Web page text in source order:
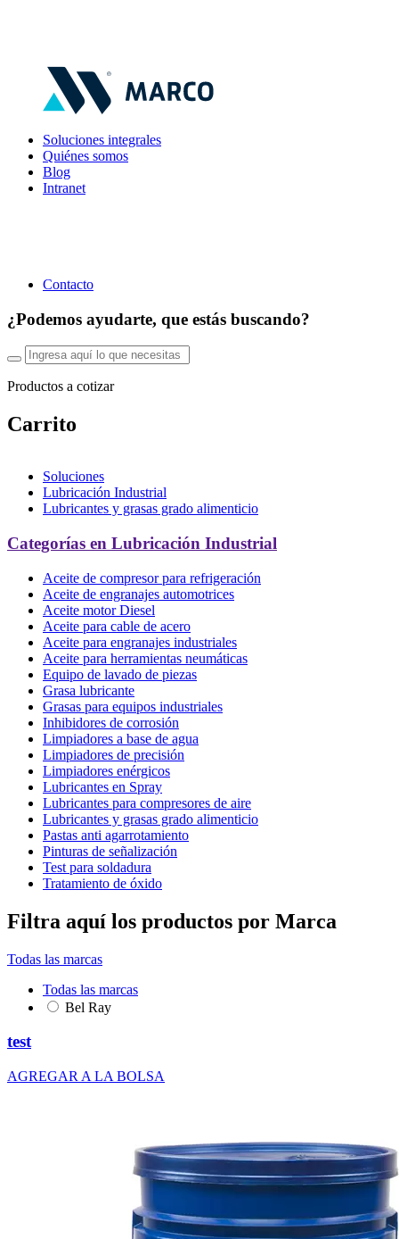
Soluciones integrales
Quiénes somos
Blog
Intranet
Contacto
¿Podemos ayudarte, que estás buscando?
Productos a cotizar
Carrito
Soluciones
Lubricación Industrial
Lubricantes y grasas grado alimenticio
Categorías en Lubricación Industrial
Aceite de compresor para refrigeración
Aceite de engranajes automotrices
Aceite motor Diesel
Aceite para cable de acero
Aceite para engranajes industriales
Aceite para herramientas neumáticas
Equipo de lavado de piezas
Grasa lubricante
Grasas para equipos industriales
Inhibidores de corrosión
Limpiadores a base de agua
Limpiadores de precisión
Limpiadores enérgicos
Lubricantes en Spray
Lubricantes para compresores de aire
Lubricantes y grasas grado alimenticio
Pastas anti agarrotamiento
Pinturas de señalización
Test para soldadura
Tratamiento de óxido
Filtra aquí los productos por Marca
Todas las marcas
Todas las marcas
Bel Ray
test
AGREGAR A LA BOLSA